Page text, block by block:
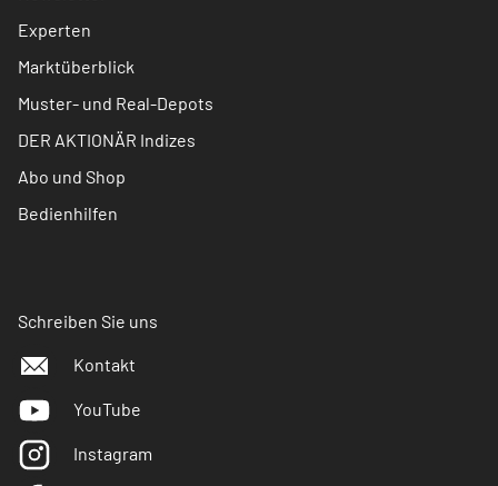
Experten
Marktüberblick
Muster- und Real-Depots
DER AKTIONÄR Indizes
Abo und Shop
Bedienhilfen
Schreiben Sie uns
Kontakt
YouTube
Instagram